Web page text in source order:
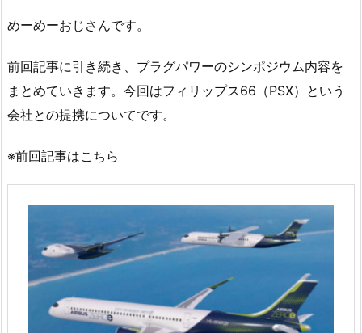
めーめーおじさんです。
前回記事に引き続き、プラグパワーのシンポジウム内容を
まとめていきます。今回はフィリップス66（PSX）という
会社との提携についてです。
※前回記事はこちら